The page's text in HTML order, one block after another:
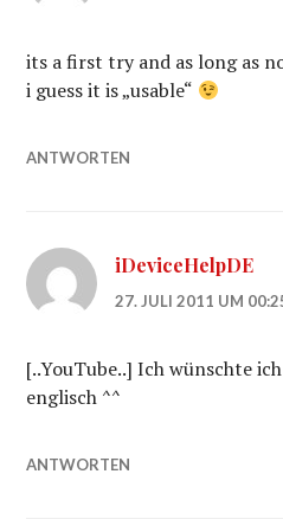
its a first try and as long as
i guess it is „usable“
ANTWORTEN
iDeviceHelpDE
27. JULI 2011 UM
[..YouTube..] Ich wünschte
englisch ^^
ANTWORTEN